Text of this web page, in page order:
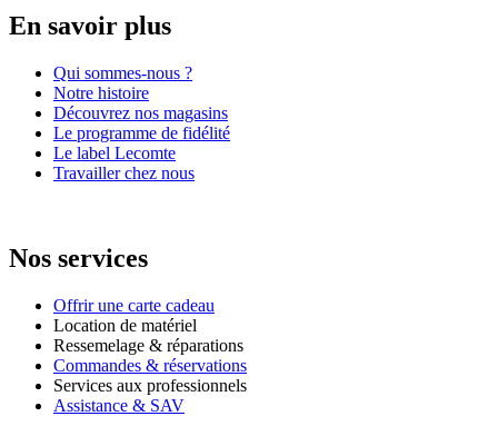
En savoir plus
Qui sommes-nous ?
Notre histoire
Découvrez nos magasins
Le programme de fidélité
Le label Lecomte
Travailler chez nous
Nos services
Offrir une carte cadeau
Location de matériel
Ressemelage & réparations
Commandes & réservations
Services aux professionnels
Assistance & SAV